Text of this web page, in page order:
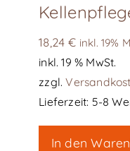
18,24€ inkl. 19%
inkl. 19 % MwSt.
zzgl.
Lieferzeit: 5-8
In den